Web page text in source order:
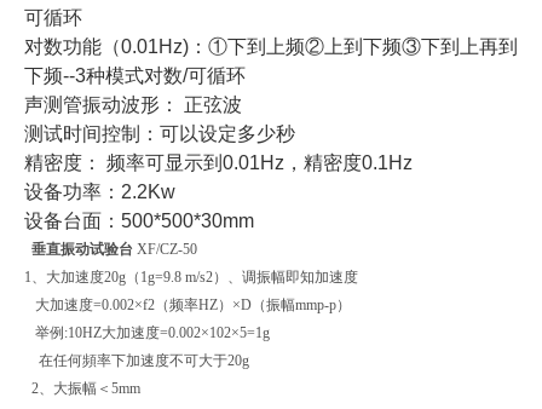
可循环
对数功能（0.01Hz)：①下到上频②上到下频③下到上再到
下频--3种模式对数/可循环
声测管振动波形： 正弦波
测试时间控制：可以设定多少秒
精密度： 频率可显示到0.01Hz，精密度0.1Hz
设备功率：2.2Kw
设备台面：500*500*30mm
垂直振动试验台 XF/CZ-50
1、大加速度20g（1g=9.8 m/s2）、调振幅即知加速度
大加速度=0.002×f2（频率HZ）×D（振幅mmp-p）
举例:10HZ大加速度=0.002×102×5=1g
在任何頻率下加速度不可大于20g
2、大振幅＜5mm